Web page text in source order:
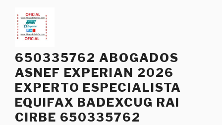
contenido
650335762 ABOGADOS
ASNEF EXPERIAN 2026
EXPERTO ESPECIALISTA
EQUIFAX BADEXCUG RAI
CIRBE 650335762